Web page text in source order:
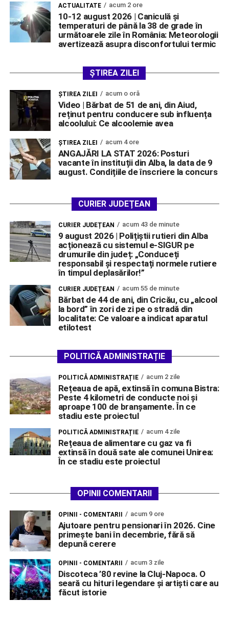
ACTUALITATE acum 2 ore
10-12 august 2026 | Caniculă și
temperaturi de până la 38 de grade în
următoarele zile în România: Meteorologii
avertizează asupra disconfortului termic
ȘTIREA ZILEI
ŞTIREA ZILEI acum o oră
Video | Bărbat de 51 de ani, din Aiud,
reținut pentru conducere sub influența
alcoolului: Ce alcoolemie avea
ŞTIREA ZILEI acum 4 ore
ANGAJĂRI LA STAT 2026: Posturi
vacante în instituții din Alba, la data de 9
august. Condițiile de înscriere la concurs
CURIER JUDEȚEAN
CURIER JUDEȚEAN acum 43 de minute
9 august 2026 | Polițiștii rutieri din Alba
acționează cu sistemul e-SIGUR pe
drumurile din județ: „Conduceți
responsabil și respectați normele rutiere
în timpul deplasărilor!”
CURIER JUDEȚEAN acum 55 de minute
Bărbat de 44 de ani, din Cricău, cu „alcool
la bord” în zori de zi pe o stradă din
localitate: Ce valoare a indicat aparatul
etilotest
POLITICĂ ADMINISTRAȚIE
POLITICĂ ADMINISTRAȚIE acum 2 zile
Rețeaua de apă, extinsă în comuna Bistra:
Peste 4 kilometri de conducte noi și
aproape 100 de branșamente. În ce
stadiu este proiectul
POLITICĂ ADMINISTRAȚIE acum 4 zile
Rețeaua de alimentare cu gaz va fi
extinsă în două sate ale comunei Unirea:
În ce stadiu este proiectul
OPINII COMENTARII
OPINII - COMENTARII acum 9 ore
Ajutoare pentru pensionari în 2026. Cine
primește bani în decembrie, fără să
depună cerere
OPINII - COMENTARII acum 3 zile
Discoteca ’80 revine la Cluj-Napoca. O
seară cu hituri legendare și artiști care au
făcut istorie